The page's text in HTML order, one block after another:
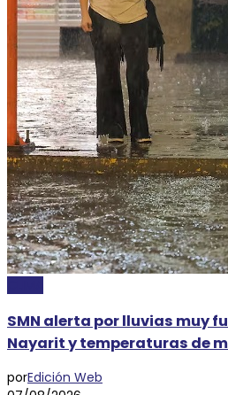
SMN alerta por lluvias muy
Nayarit y temperaturas de
porEdición Web